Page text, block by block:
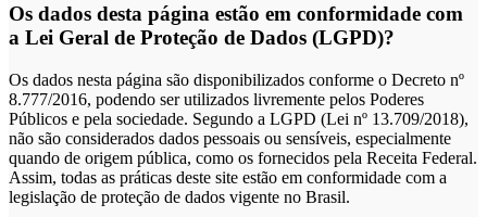
Os dados desta página estão em conformidade com
a Lei Geral de Proteção de Dados (LGPD)?
Os dados nesta página são disponibilizados conforme o Decreto nº
8.777/2016, podendo ser utilizados livremente pelos Poderes
Públicos e pela sociedade. Segundo a LGPD (Lei nº 13.709/2018),
não são considerados dados pessoais ou sensíveis, especialmente
quando de origem pública, como os fornecidos pela Receita Federal.
Assim, todas as práticas deste site estão em conformidade com a
legislação de proteção de dados vigente no Brasil.